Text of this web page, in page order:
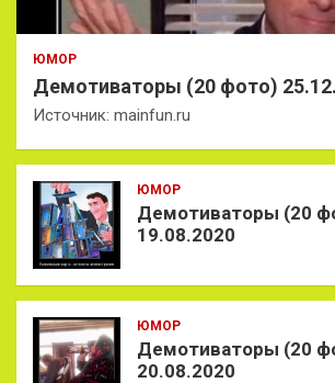
ЮМОР
Демотиваторы (20 фото)
Источник: mainfun.ru
ЮМОР
Демотиваторы (20
19.08.2020
ЮМОР
Демотиваторы (20
20.08.2020